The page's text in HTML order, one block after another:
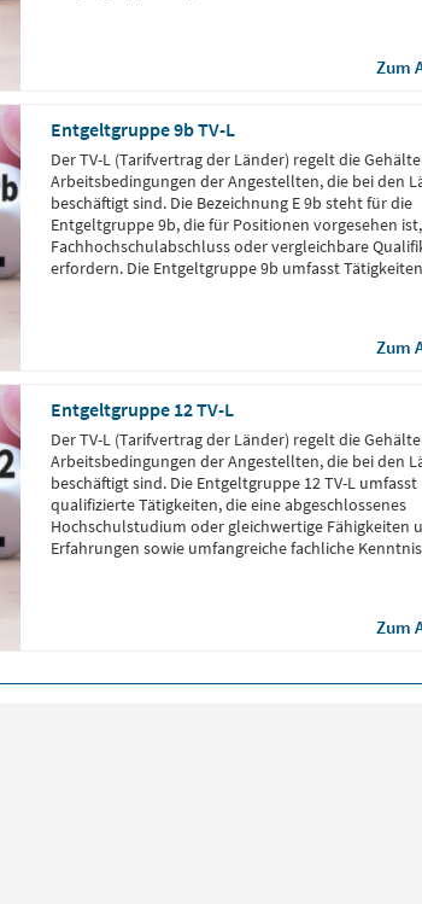
Zum
Entgeltgruppe 9b TV-L
Der TV-L (Tarifvertrag der Länder) regelt die
Arbeitsbedingungen der Angestellten, die bei den
beschäftigt sind. Die Bezeichnung E 9b steht für die
Entgeltgruppe 9b, die für Positionen vorgesehen
Fachhochschulabschluss oder vergleichbare
erfordern. Die Entgeltgruppe 9b umfasst
Zum
Entgeltgruppe 12 TV-L
Der TV-L (Tarifvertrag der Länder) regelt die
Arbeitsbedingungen der Angestellten, die bei den
beschäftigt sind. Die Entgeltgruppe 12 TV-L umfasst
qualifizierte Tätigkeiten, die eine abgeschlossenes
Hochschulstudium oder gleichwertige Fähigkeiten
Erfahrungen sowie umfangreiche fachliche
Zum